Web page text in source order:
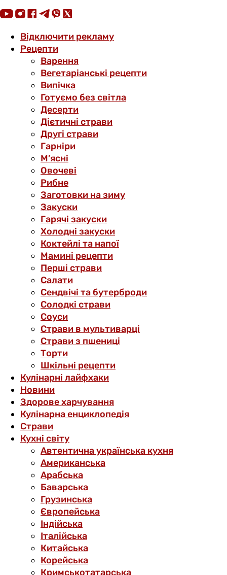
Відключити рекламу
Рецепти
Варення
Вегетаріанські рецепти
Випічка
Готуємо без світла
Десерти
Дієтичні страви
Другі страви
Гарніри
М’ясні
Овочеві
Рибне
Заготовки на зиму
Закуски
Гарячі закуски
Холодні закуски
Коктейлі та напої
Мамині рецепти
Перші страви
Салати
Сендвічі та бутерброди
Солодкі страви
Соуси
Страви в мультиварці
Страви з пшениці
Торти
Шкільні рецепти
Кулінарні лайфхаки
Новини
Здорове харчування
Кулінарна енциклопедія
Страви
Кухні світу
Автентична українська кухня
Американська
Арабська
Баварська
Грузинська
Європейська
Індійська
Італійська
Китайська
Корейська
Кримськотатарська